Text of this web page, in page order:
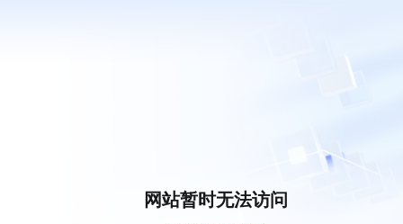
网站暂时无法访问